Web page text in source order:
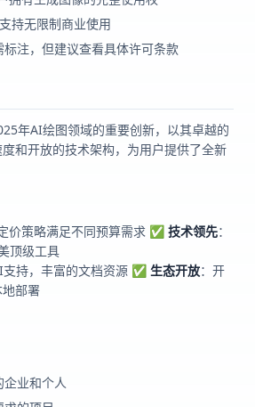
持无限制商业使用
标注，但建议查看具体许可条款
年AI绘图领域的重要创新，以其卓越的
和开放的技术架构，为用户提供了全新
价策略满足不同预算需求 ✅ 技术领先：
顶级工具
支持，丰富的文档资源 ✅ 生态开放：开
部署
业和个人